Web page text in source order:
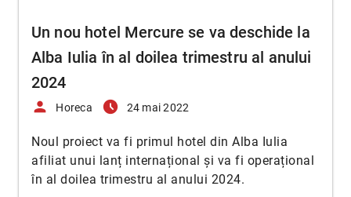
Un nou hotel Mercure se va deschide la
Alba Iulia în al doilea trimestru al anului
2024
person Horeca access_time_filled 24 mai 2022
Noul proiect va fi primul hotel din Alba Iulia
afiliat unui lanț internațional și va fi operațional
în al doilea trimestru al anului 2024.